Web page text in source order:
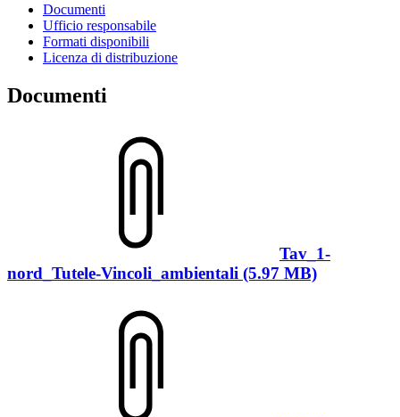
Documenti
Ufficio responsabile
Formati disponibili
Licenza di distribuzione
Documenti
Tav_1-
nord_Tutele-Vincoli_ambientali (5.97 MB)